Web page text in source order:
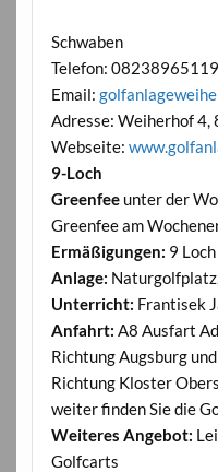
Schwaben
Telefon: 08238965119
Email:
Adresse: Weiherhof 4,
Webseite:
9-Loch
Greenfeeunter der
Greenfee am
Ermäßigungen: 9
Anlage:
Unterricht: Frantisek
Anfahrt: A8 Ausfart
Richtung Augsburg
Richtung Kloster
weiter finden Sie die
Weiteres Angebot:
Golfcarts